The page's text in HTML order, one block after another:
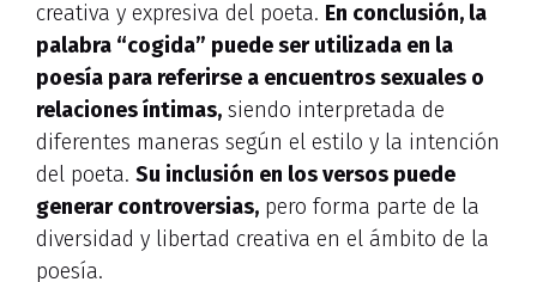
creativa y expresiva del poeta. En conclusión, la
palabra “cogida” puede ser utilizada en la
poesía para referirse a encuentros sexuales o
relaciones íntimas, siendo interpretada de
diferentes maneras según el estilo y la intención
del poeta. Su inclusión en los versos puede
generar controversias, pero forma parte de la
diversidad y libertad creativa en el ámbito de la
poesía.